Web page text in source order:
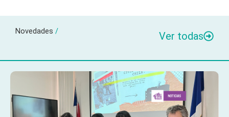
Novedades / Ver todas